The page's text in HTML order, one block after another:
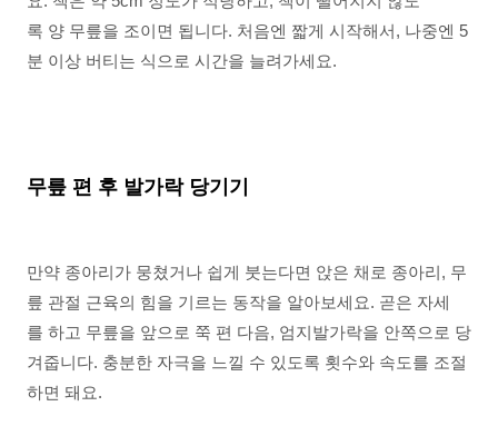
록 양 무릎을 조이면 됩니다. 처음엔 짧게 시작해서, 나중엔 5
분 이상 버티는 식으로 시간을 늘려가세요.
무릎 편 후 발가락 당기기
만약 종아리가 뭉쳤거나 쉽게 붓는다면 앉은 채로 종아리, 무
릎 관절 근육의 힘을 기르는 동작을 알아보세요. 곧은 자세
를 하고 무릎을 앞으로 쭉 편 다음, 엄지발가락을 안쪽으로 당
겨줍니다. 충분한 자극을 느낄 수 있도록 횟수와 속도를 조절
하면 돼요.